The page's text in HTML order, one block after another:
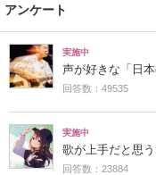
アンケート
実施中
声が好きな「日
回答数：49535
実施中
歌が上手だと思
回答数：23884